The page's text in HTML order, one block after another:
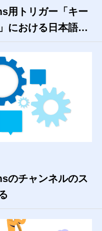
用トリガー「キー
における日本語の
のチャンネルのス